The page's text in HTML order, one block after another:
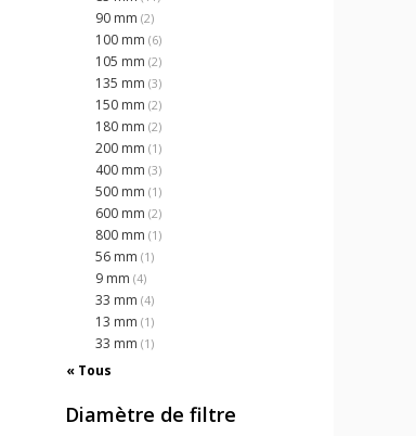
90 mm (2)
100 mm (6)
105 mm (2)
135 mm (3)
150 mm (2)
180 mm (2)
200 mm (1)
400 mm (3)
500 mm (1)
600 mm (2)
800 mm (1)
56 mm (1)
9 mm (4)
33 mm (4)
13 mm (1)
33 mm (1)
« Tous
Diamètre de filtre